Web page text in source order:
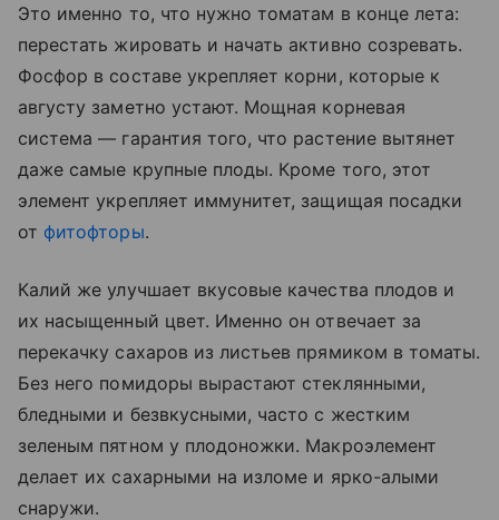
Это именно то, что нужно томатам в конце лета:
перестать жировать и начать активно созревать.
Фосфор в составе укрепляет корни, которые к
августу заметно устают. Мощная корневая
система — гарантия того, что растение вытянет
даже самые крупные плоды. Кроме того, этот
элемент укрепляет иммунитет, защищая посадки
от фитофторы.
Калий же улучшает вкусовые качества плодов и
их насыщенный цвет. Именно он отвечает за
перекачку сахаров из листьев прямиком в томаты.
Без него помидоры вырастают стеклянными,
бледными и безвкусными, часто с жестким
зеленым пятном у плодоножки. Макроэлемент
делает их сахарными на изломе и ярко-алыми
снаружи.